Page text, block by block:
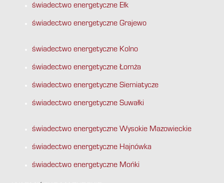
świadectwo energetyczne Ełk
świadectwo energetyczne Grajewo
świadectwo energetyczne Kolno
świadectwo energetyczne Łomża
świadectwo energetyczne Siemiatycze
świadectwo energetyczne Suwałki
świadectwo energetyczne Wysokie Mazowieckie
świadectwo energetyczne Hajnówka
świadectwo energetyczne Mońki